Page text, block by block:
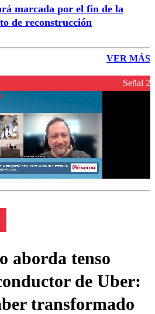
marcada por el fin de la
de reconstrucción
VER MÁS
Señal 2
aborda tenso
de Uber:
transformado